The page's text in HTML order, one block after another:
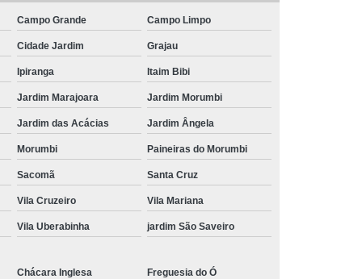
Frutas para Comer Congeladas
Congelada
Delivery de Frutas Cortadas
Delivery
Frutas Cortadas e Embaladas
em Potes
Frutas Cortadas no Pote
Frutas Cortadas para Entrega
Frutas e Hortaliças Processadas
Frutas e Legumes Processados
Frutas Minimamente Processadas
Frutas Processadas Embaladas a Vacuo
Campo Grande Campo Limpo
Cidade Jardim Grajau
Ipiranga Itaim Bibi
Jardim Marajoara Jardim Morumbi
Jardim das Acácias Jardim Ângela
Morumbi Paineiras do Morumbi
Sacomã Santa Cruz
Vila Cruzeiro Vila Mariana
Vila Uberabinha jardim São Saveiro
Chácara Inglesa Freguesia do Ó